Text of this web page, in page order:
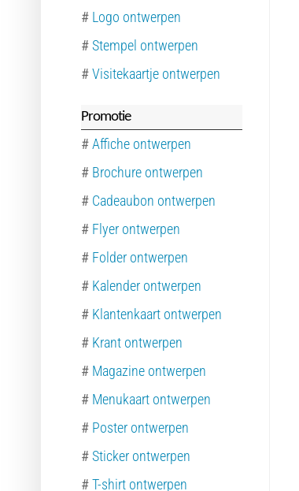
# Logo ontwerpen
#Stempel ontwerpen
#Visitekaartje ontwerpen
Promotie
#Affiche ontwerpen
# Brochure ontwerpen
# Cadeaubon ontwerpen
# Flyer ontwerpen
# Folder ontwerpen
# Kalender ontwerpen
# Klantenkaart ontwerpen
# Krant ontwerpen
# Magazine ontwerpen
# Menukaart ontwerpen
# Poster ontwerpen
#Sticker ontwerpen
#T-shirt ontwerpen